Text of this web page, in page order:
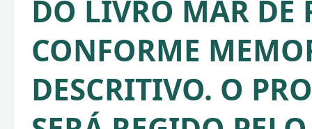
DO LIVRO MAR DE
CONFORME
DESCRITIVO. O